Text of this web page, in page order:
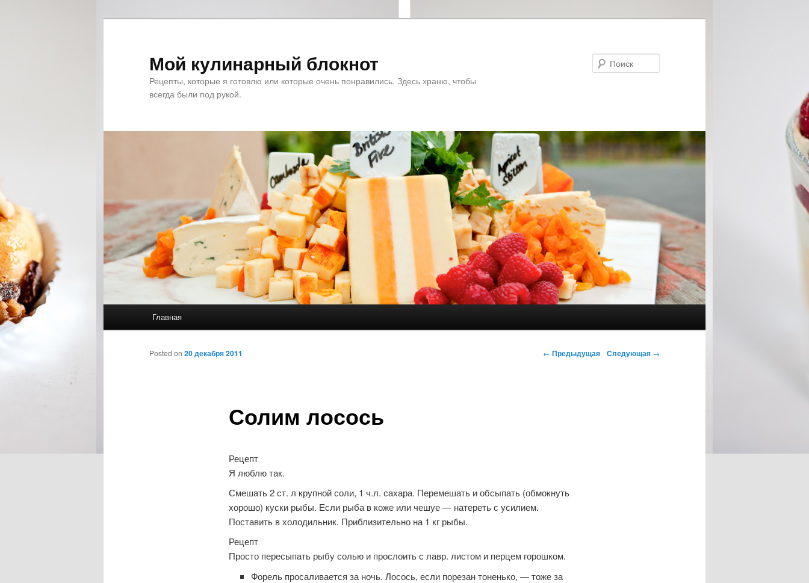
Мой кулинарный блокнот
Рецепты, которые я готовлю или которые очень понравились. Здесь храню, чтобы
всегда были под рукой.
Перейти к основному содержимому
Перейти к дополнительному содержимому
Главная
Навигация по записям
← Предыдущая Следующая →
Солим лосось
Posted on 20 декабря 2011
Рецепт
Я люблю так.
Смешать 2 ст. л крупной соли, 1 ч.л. сахара. Перемешать и обсыпать (обмокнуть
хорошо) куски рыбы. Если рыба в коже или чешуе — натереть с усилием.
Поставить в холодильник. Приблизительно на 1 кг рыбы.
Рецепт
Просто пересыпать рыбу солью и прослоить с лавр. листом и перцем горошком.
Форель просаливается за ночь. Лосось, если порезан тоненько, — тоже за